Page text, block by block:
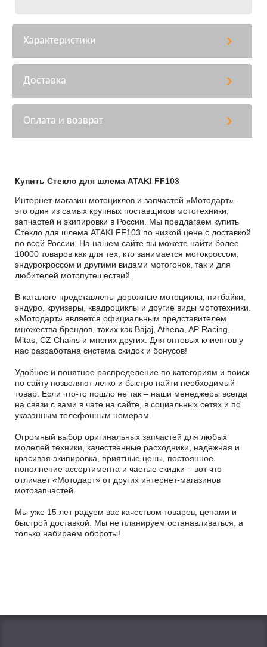
Характеристики
Доставка
Оплата и возврат
Купить Стекло для шлема ATAKI FF103
Интернет-магазин мотоциклов и запчастей «Мотодарт» -
это один из самых крупных поставщиков мототехники,
запчастей и экипировки в России. Мы предлагаем купить
Стекло для шлема ATAKI FF103 по низкой цене с доставкой
по всей России. На нашем сайте вы можете найти более
10000 товаров как для тех, кто занимается мотокроссом,
эндурокроссом и другими видами мотогонок, так и для
любителей мотопутешествий.
В каталоге представлены дорожные мотоциклы, питбайки,
эндуро, круизеры, квадроциклы и другие виды мототехники.
«Мотодарт» является официальным представителем
множества брендов, таких как Bajaj, Athena, AP Racing,
Mitas, CZ Chains и многих других. Для оптовых клиентов у
нас разработана система скидок и бонусов!
Удобное и понятное распределение по категориям и поиск
по сайту позволяют легко и быстро найти необходимый
товар. Если что-то пошло не так – наши менеджеры всегда
на связи с вами в чате на сайте, в социальных сетях и по
указанным телефонным номерам.
Огромный выбор оригинальных запчастей для любых
моделей техники, качественные расходники, надежная и
красивая экипировка, приятные цены, постоянное
пополнение ассортимента и частые скидки – вот что
отличает «Мотодарт» от других интернет-магазинов
мотозапчастей.
Мы уже 15 лет радуем вас качеством товаров, ценами и
быстрой доставкой. Мы не планируем останавливаться, а
только набираем обороты!